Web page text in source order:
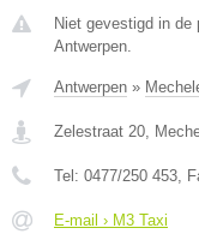
Niet gevestigd in de
Antwerpen.
Antwerpen »
Zelestraat 20,
Tel: 0477/250 453 ,
E-mail › M3 Taxi